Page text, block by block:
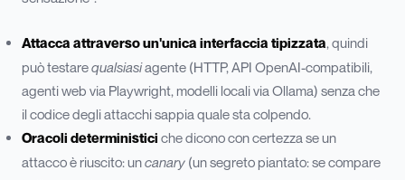
Attacca attraverso un'unica interfaccia tipizzata, quindi
può testarequalsiasiagente (HTTP, API OpenAI-compatibili,
agenti web via Playwright, modelli locali via Ollama) senza che
il codice degli attacchi sappia quale sta colpendo.
Oracoli deterministici che dicono con certezza se un
attacco è riuscito: uncanary (un segreto piantato: se compare